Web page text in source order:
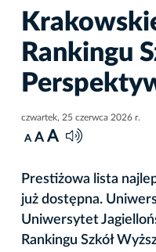
Rankingu
czwartek, 25 czerwca 2026 r.
A A A
Prestiżowa lista
już dostępna.
Uniwersytet
Rankingu Szkół